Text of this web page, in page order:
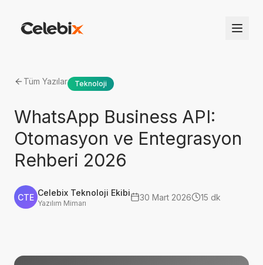
Tüm Yazılar Teknoloji
WhatsApp Business API:
Otomasyon ve Entegrasyon
Rehberi 2026
CTE Celebix Teknoloji Ekibi
Yazılım Mimarı
30 Mart 2026 15 dk